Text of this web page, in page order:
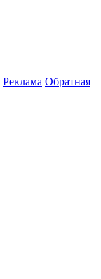
Реклама Обратная